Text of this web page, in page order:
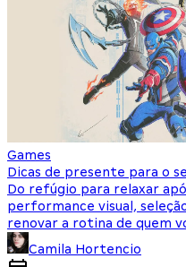
Games
Dicas de presente para o
Do refúgio para relaxar
performance visual,
renovar a rotina de quem
Camila Hortencio